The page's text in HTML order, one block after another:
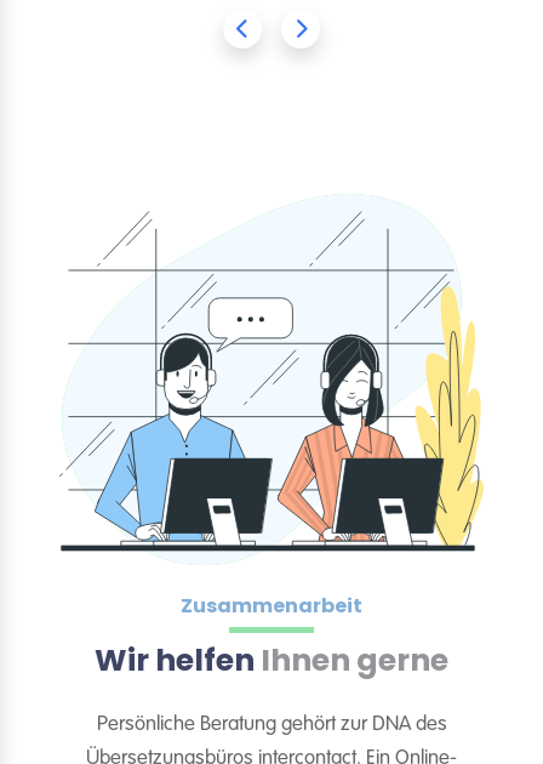
Zusammenarbeit
Wir helfen Ihnen gerne
Persönliche Beratung gehört zur DNA des
Übersetzungsbüros intercontact. Ein Online-